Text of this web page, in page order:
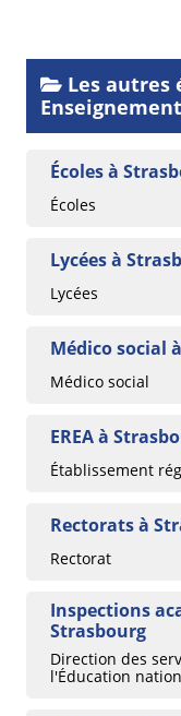
Les autres
Écoles à
Écoles
Lycées à
Lycées
Médico social
Médico social
EREA à
Établissement
Rectorats à
Rectorat
Inspections
Strasbourg
Direction des
l'Éducation